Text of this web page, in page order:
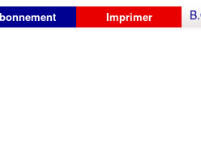
Imprimer